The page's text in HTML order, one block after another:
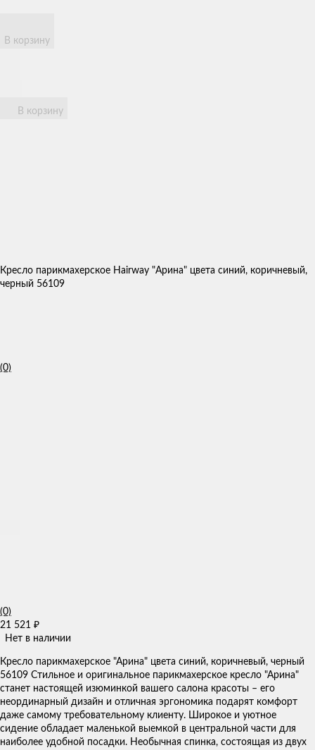
В корзину
В корзину
Кресло парикмахерское Hairway "Арина" цвета синий, коричневый,
черный 56109
(0)
(0)
21 521 ₽
Нет в наличии
Кресло парикмахерское "Арина" цвета синий, коричневый, черный
56109 Стильное и оригинальное парикмахерское кресло "Арина"
станет настоящей изюминкой вашего салона красоты – его
неординарный дизайн и отличная эргономика подарят комфорт
даже самому требовательному клиенту. Широкое и уютное
сидение обладает маленькой выемкой в центральной части для
наиболее удобной посадки. Необычная спинка, состоящая из двух